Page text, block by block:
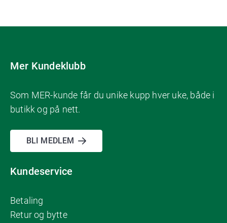
Mer Kundeklubb
Som MER-kunde får du unike kupp hver uke, både i
butikk og på nett.
BLI MEDLEM
Kundeservice
Betaling
Retur og bytte